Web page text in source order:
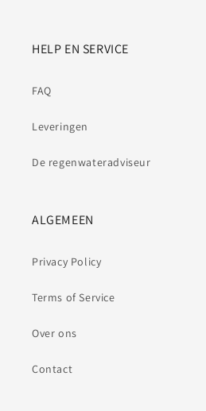
HELP EN SERVICE
FAQ
Leveringen
De regenwateradviseur
ALGEMEEN
Privacy Policy
Terms of Service
Over ons
Contact